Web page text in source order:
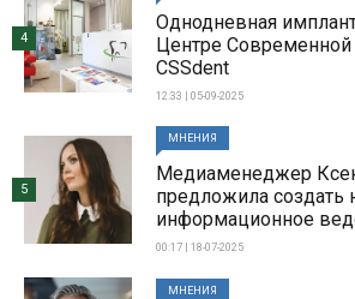
Однодневная
Центре Современной
CSSdent
12:33 | 05-09-2025
4
МНЕНИЯ
Медиаменеджер
предложила создать
информационное
00:17 | 18-07-2025
5
МНЕНИЯ